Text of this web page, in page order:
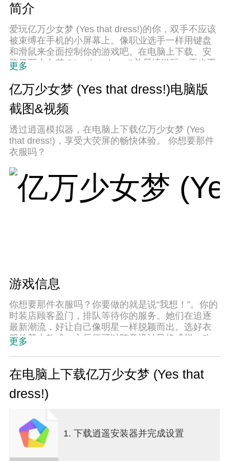
简介
爱玩亿万少女梦 (Yes that dress!)的你，双手不应该
被束缚在手机的小屏幕上。像职业选手一样用键盘
和滑鼠来全面控制你的游戏吧。在电脑上下载、安
装亿万少女梦 (Yes that dress!)并尽情游玩。再也不
用担心剩余电量、流量消耗和烦人的来电。全新的
逍遥模拟器8是你在电脑上游玩亿万少女梦 (Yes that
dress!)的好选择！我们用心准备，完美的按键映射
系统让亿万少女梦 (Yes that dress!)宛如电脑游戏；
更多
亿万少女梦 (Yes that dress!)电脑版
截图&视频
透过逍遥模拟器，在电脑上下载亿万少女梦 (Yes
that dress!)，享受大荧屏的畅快体验。 你想要那件
衣服吗？
游戏信息
你想要那件衣服吗？你要做的就是说“我想！”。你的
时装店顾客盈门，排队等待你的服务。她们在追逐
最新潮流，好让自己像明星一样脱颖而出。选好衣
服的基本款式，之后便可以随意设计风格式样。改
变颜色、增加一些亮片、采取新的剪裁或设计；这
洒创意。
你是否曾去到商店，希望买下所有喜欢的衣服？现
在你可以为自己设计喜欢的服装式样了。帮人们梦
出席派对、舞会，还是享受都市夜生活，人们都希
望自己的着装看上去紧跟潮流，而这就要靠你那敏
锐的眼光来变为现实。
游戏特色：
更多
在电脑上下载亿万少女梦 (Yes that
dress!)
1. 下载逍遥安装器并完成设置